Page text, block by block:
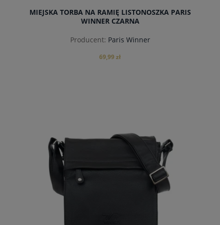
MIEJSKA TORBA NA RAMIĘ LISTONOSZKA PARIS
WINNER CZARNA
Producent: Paris Winner
69,99 zł